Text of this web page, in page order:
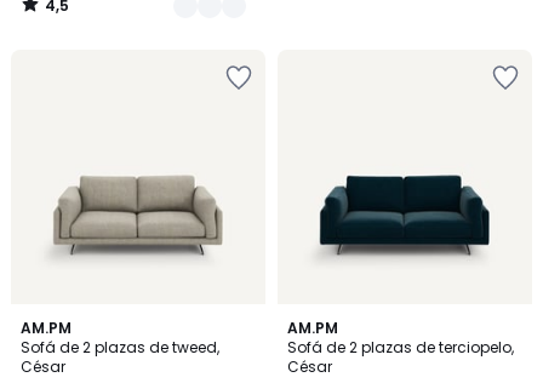
4,5
/
AM.PM
Sofá de 2 plazas de tweed,
César
3
Colores
AM.PM
Sofá de 2 plazas de terciopelo,
César
3
/
5
18
Colores